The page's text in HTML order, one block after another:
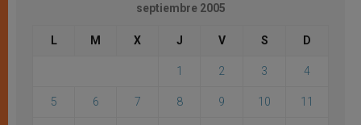
septiembre 2005
L M X J V S D
1 2 3 4
5 6 7 8 9 10 11